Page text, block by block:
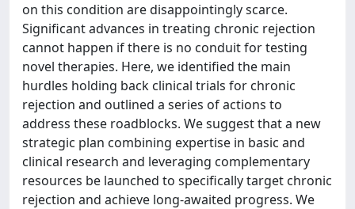
on this condition are disappointingly scarce.
Significant advances in treating chronic rejection
cannot happen if there is no conduit for testing
novel therapies. Here, we identified the main
hurdles holding back clinical trials for chronic
rejection and outlined a series of actions to
address these roadblocks. We suggest that a new
strategic plan combining expertise in basic and
clinical research and leveraging complementary
resources be launched to specifically target chronic
rejection and achieve long-awaited progress. We